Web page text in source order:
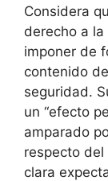
Considera
derecho a
imponer de
contenido
seguridad.
un “efecto
amparado
respecto
clara